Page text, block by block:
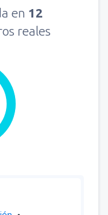
en 12
reales